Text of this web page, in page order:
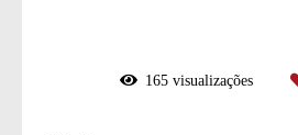
165visualizações